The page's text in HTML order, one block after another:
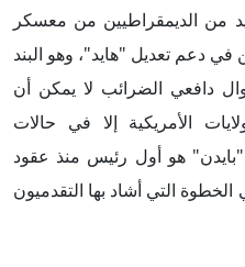
من الديمقراطيين من معسكر
في دعم تعديل "هايد"، وهو البند
دافعي الضرائب لا يمكن أن
الأمريكية إلا في حالات
"بايدن" هو أول رئيس منذ عقود
التي أشاد بها التقدميون